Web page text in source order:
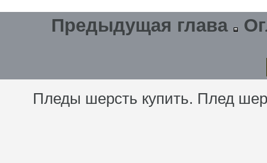
Предыдущая глава
Пледы шерсть купить. Плед